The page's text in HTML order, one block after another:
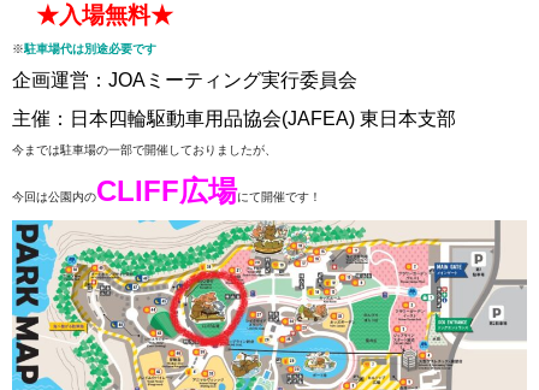
★入場無料★
※駐車場代は別途必要です
企画運営：JOAミーティング実行委員会
主催：日本四輪駆動車用品協会(JAFEA) 東日本支部
今までは駐車場の一部で開催しておりましたが、
今回は公園内のCLIFF広場にて開催です！